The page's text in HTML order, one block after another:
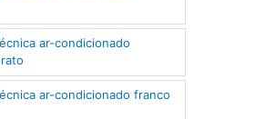
ar-condicionado
ar-condicionado franco